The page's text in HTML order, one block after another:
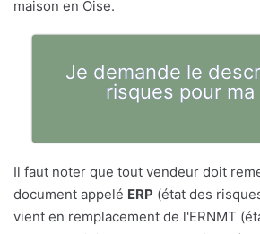
maison en Oise.
Je demande le
risques pour ma
Il faut noter que tout vendeur doit
document appelé ERP (état des
vient en remplacement de l'ERNMT